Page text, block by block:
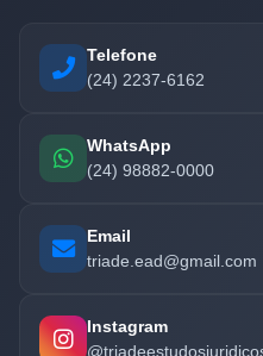
Telefone
(24) 2237-6162
WhatsApp
(24) 98882-0000
Email
triade.ead@gmail.com
Instagram